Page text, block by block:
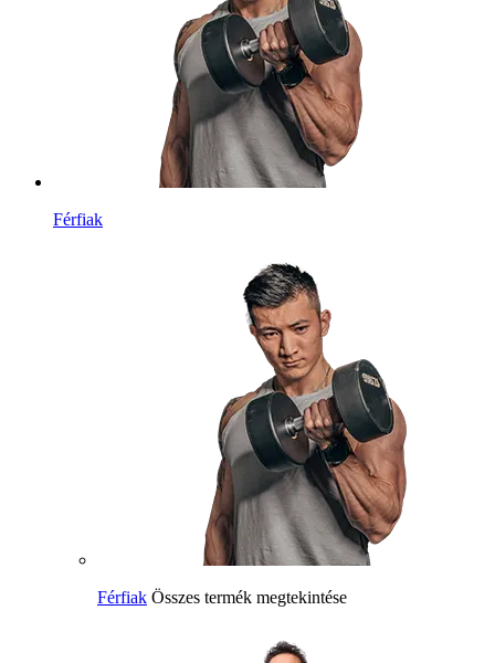
Férfiak
Férfiak Összes termék megtekintése